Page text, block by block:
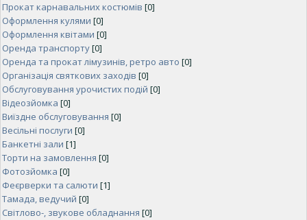
Прокат карнавальних костюмів [0]
Оформлення кулями [0]
Оформлення квітами [0]
Оренда транспорту[0]
Оренда та прокат лімузинів, ретро авто [0]
Організація святкових заходів [0]
Обслуговування урочистих подій [0]
Відеозйомка [0]
Виїздне обслуговування [0]
Весільні послуги [0]
Банкетні зали [1]
Торти на замовлення [0]
Фотозйомка [0]
Феєрверки та салюти [1]
Тамада, ведучий [0]
Світлово-, звукове обладнання [0]